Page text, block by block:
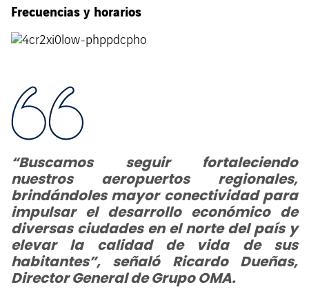
Frecuencias y horarios
“Buscamos seguir fortaleciendo
nuestros aeropuertos regionales,
brindándoles mayor conectividad para
impulsar el desarrollo económico de
diversas ciudades en el norte del país y
elevar la calidad de vida de sus
habitantes”, señaló Ricardo Dueñas,
Director General de Grupo OMA.